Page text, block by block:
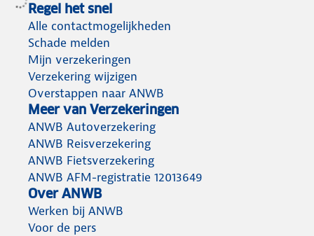
Regel het snel
Alle contactmogelijkheden
Schade melden
Mijn verzekeringen
Verzekering wijzigen
Overstappen naar ANWB
Meer van Verzekeringen
ANWB Autoverzekering
ANWB Reisverzekering
ANWB Fietsverzekering
ANWB AFM-registratie 12013649
Over ANWB
Werken bij ANWB
Voor de pers